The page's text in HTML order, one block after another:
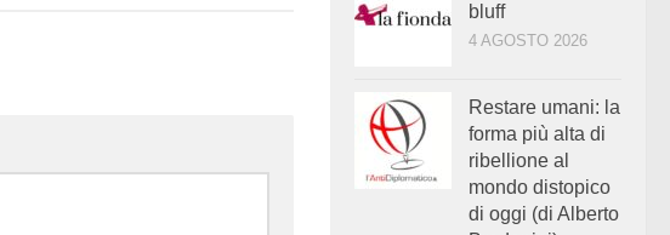
bluff
4 AGOSTO 2026
Restare umani: la
forma più alta di
ribellione al
mondo distopico
di oggi (di Alberto